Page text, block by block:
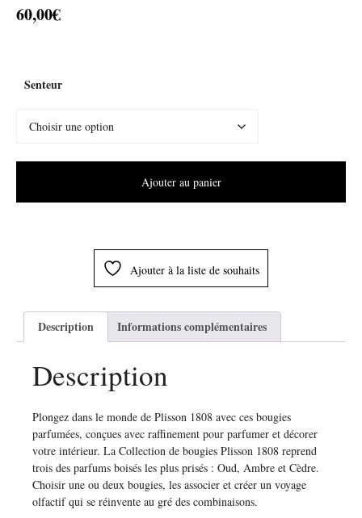
60,00€
Senteur
Ajouter au panier
Ajouter à la liste de souhaits
Description Informations complémentaires
Description
Plongez dans le monde de Plisson 1808 avec ces bougies
parfumées, conçues avec raffinement pour parfumer et décorer
votre intérieur. La Collection de bougies Plisson 1808 reprend
trois des parfums boisés les plus prisés : Oud, Ambre et Cèdre.
Choisir une ou deux bougies, les associer et créer un voyage
olfactif qui se réinvente au gré des combinaisons.